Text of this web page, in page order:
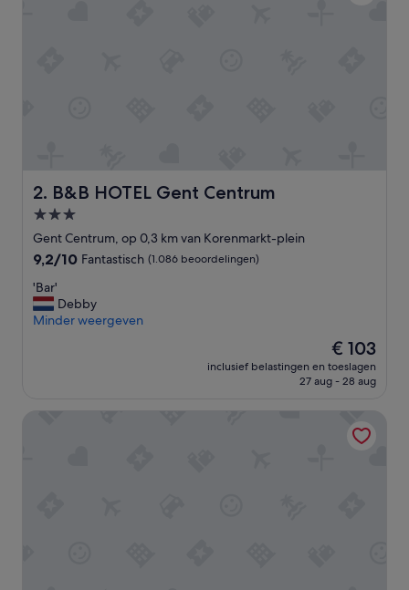
2. B&B HOTEL Gent Centrum
B&B HOTEL Gent Centrum
3.0-
sterrenaccommodatie
Gent Centrum, op 0,3 km van Korenmarkt-plein
9.2
10,
Fantastisch,
(1.086
9,2/10 Fantastisch (1.086 beoordelingen)
'
B
a
'Bar'
Debby
Minder weergeven
De
prijs
is
€ 103
inclusief belastingen en toeslagen
27 aug - 28 aug